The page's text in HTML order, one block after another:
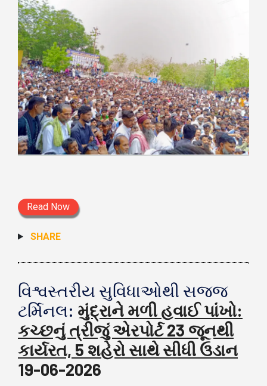
Read Now
SHARE
વિશ્વસ્તરીય સુવિધાઓથી સજ્જ
ટર્મિનલ: મુંદ્રાને મળી હવાઈ પાંખો:
કચ્છનું ત્રીજું એરપોર્ટ 23 જૂનથી
કાર્યરત, 5 શહેરો સાથે સીધી ઉડાન
19-06-2026